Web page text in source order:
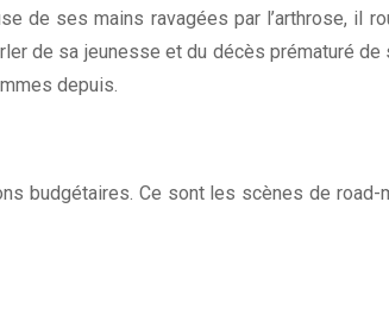
de ses mains ravagées par l’arthrose, il
de sa jeunesse et du décès prématuré de
depuis.
budgétaires. Ce sont les scènes de road-